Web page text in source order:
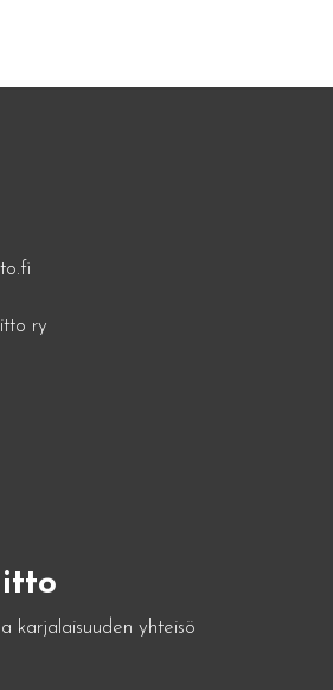
ry
karjalaisuuden yhteisö